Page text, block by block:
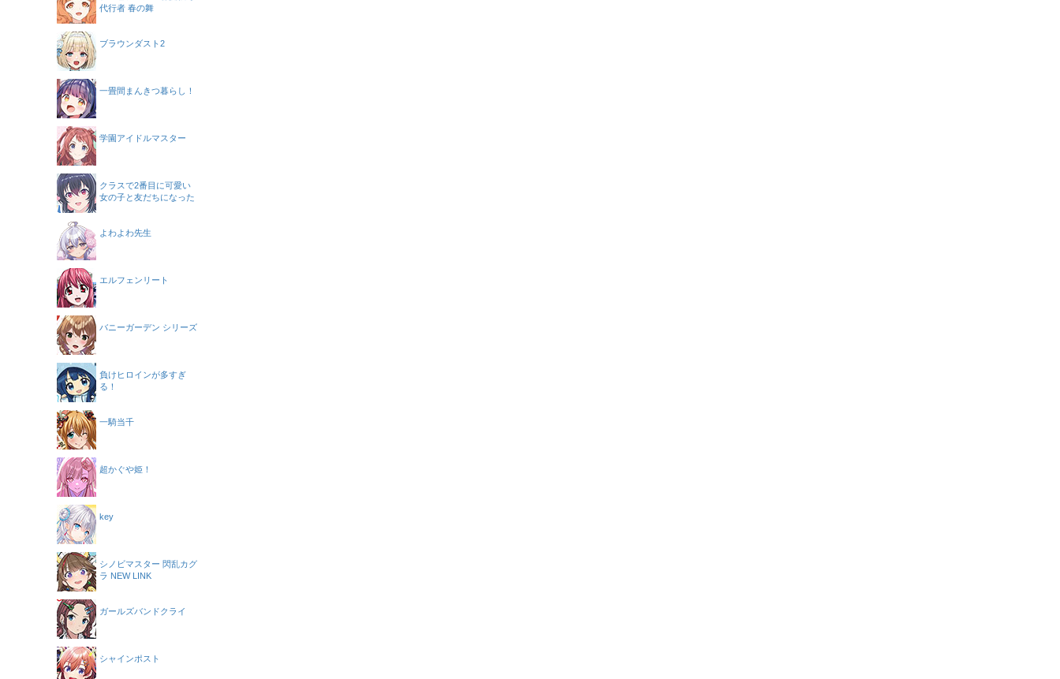
代行者 春の舞
ブラウンダスト2
一畳間まんきつ暮らし！
学園アイドルマスター
クラスで2番目に可愛い
女の子と友だちになった
よわよわ先生
エルフェンリート
バニーガーデン シリーズ
負けヒロインが多すぎ
る！
一騎当千
超かぐや姫！
key
シノビマスター 閃乱カグ
ラ NEW LINK
ガールズバンドクライ
シャインポスト